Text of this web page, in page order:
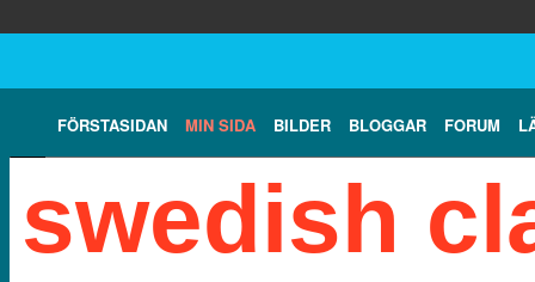
FÖRSTASIDAN MIN SIDA BILDER BLOGGAR FORUM
swedish